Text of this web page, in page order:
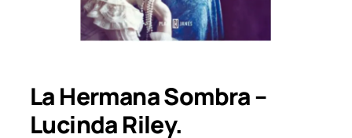
La Hermana Sombra –
Lucinda Riley.